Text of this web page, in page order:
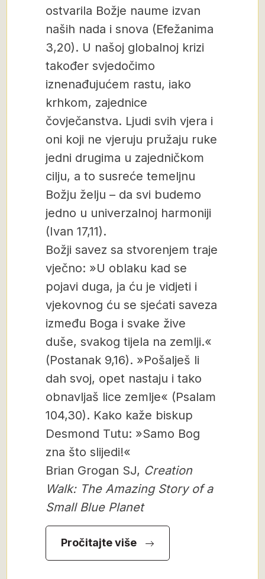
ostvarila Božje naume izvan
naših nada i snova (Efežanima
3,20). U našoj globalnoj krizi
također svjedočimo
iznenađujućem rastu, iako
krhkom, zajednice
čovječanstva. Ljudi svih vjera i
oni koji ne vjeruju pružaju ruke
jedni drugima u zajedničkom
cilju, a to susreće temeljnu
Božju želju – da svi budemo
jedno u univerzalnoj harmoniji
(Ivan 17,11).
Božji savez sa stvorenjem traje
vječno: »U oblaku kad se
pojavi duga, ja ću je vidjeti i
vjekovnog ću se sjećati saveza
između Boga i svake žive
duše, svakog tijela na zemlji.«
(Postanak 9,16). »Pošalješ li
dah svoj, opet nastaju i tako
obnavljaš lice zemlje« (Psalam
104,30). Kako kaže biskup
Desmond Tutu: »Samo Bog
zna što slijedi!«
Brian Grogan SJ, Creation
Walk: The Amazing Story of a
Small Blue Planet
Pročitajte više